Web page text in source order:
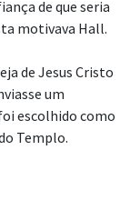
de que seria
motivava Hall.
de Jesus Cristo
um
escolhido como
Templo.